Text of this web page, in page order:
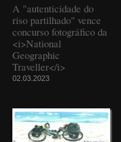
A "autenticidade do
riso partilhado" vence
concurso fotográfico da
<i>National
Geographic
Traveller</i>
02.03.2023